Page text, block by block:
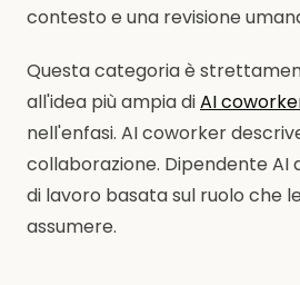
contesto e una revisione
Questa categoria è
all'idea più ampia diAI
nell'enfasi. AI coworker
collaborazione. Dipendente AI
di lavoro basata sul ruolo che
assumere.